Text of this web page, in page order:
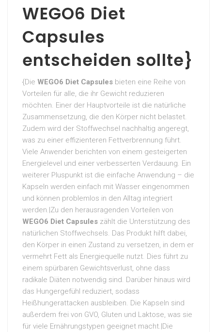
WEGO6 Diet
Capsules
entscheiden sollte}
{Die WEGO6 Diet Capsules bieten eine Reihe von
Vorteilen für alle, die ihr Gewicht reduzieren
möchten. Einer der Hauptvorteile ist die natürliche
Zusammensetzung, die den Körper nicht belastet.
Zudem wird der Stoffwechsel nachhaltig angeregt,
was zu einer effizienteren Fettverbrennung führt.
Viele Anwender berichten von einem gesteigerten
Energielevel und einer verbesserten Verdauung. Ein
weiterer Pluspunkt ist die einfache Anwendung – die
Kapseln werden einfach mit Wasser eingenommen
und können problemlos in den Alltag integriert
werden.|Zu den herausragenden Vorteilen von
WEGO6 Diet Capsules zählt die Unterstützung des
natürlichen Stoffwechsels. Das Produkt hilft dabei,
den Körper in einen Zustand zu versetzen, in dem er
vermehrt Fett als Energiequelle nutzt. Dies führt zu
einem spürbaren Gewichtsverlust, ohne dass
radikale Diäten notwendig sind. Darüber hinaus wird
das Hungergefühl reduziert, sodass
Heißhungerattacken ausbleiben. Die Kapseln sind
außerdem frei von GVO, Gluten und Laktose, was sie
für viele Ernährungstypen geeignet macht.|Die